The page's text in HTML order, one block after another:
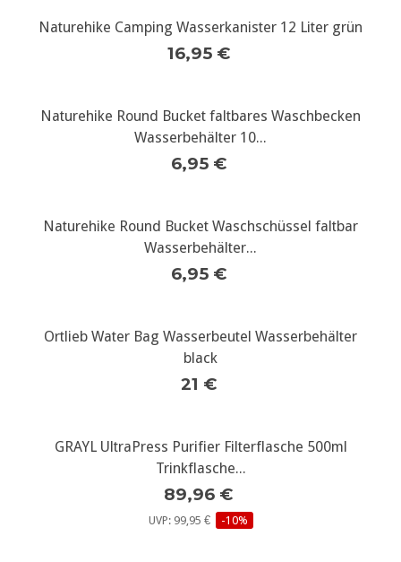
Naturehike Camping Wasserkanister 12 Liter grün
16,95 €
Naturehike Round Bucket faltbares Waschbecken
Wasserbehälter 10...
6,95 €
Naturehike Round Bucket Waschschüssel faltbar
Wasserbehälter...
6,95 €
Ortlieb Water Bag Wasserbeutel Wasserbehälter
black
21 €
GRAYL UltraPress Purifier Filterflasche 500ml
Trinkflasche...
89,96 €
UVP: 99,95 € -10%